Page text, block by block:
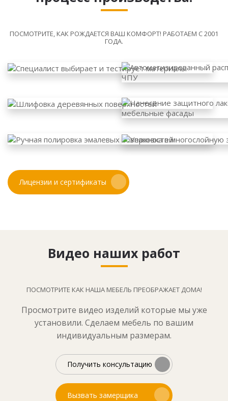
ПОСМОТРИТЕ, КАК РОЖДАЕТСЯ ВАШ КОМФОРТ! РАБОТАЕМ С 2001
ГОДА.
Лицензии и сертификаты
Видео наших работ
ПОСМОТРИТЕ КАК НАША МЕБЕЛЬ ПРЕОБРАЖАЕТ ДОМА!
Просмотрите видео изделий которые мы уже
установили. Сделаем мебель по вашим
индивидуальным размерам.
Получить консультацию
Вызвать замерщика